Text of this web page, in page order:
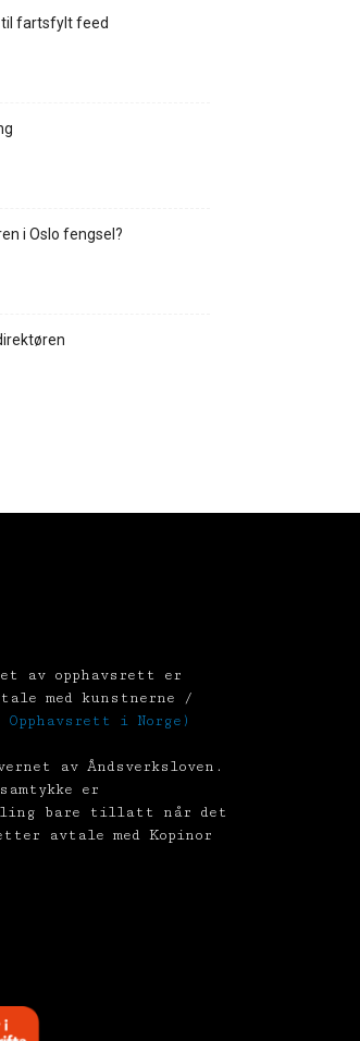
fartsfylt feed
i Oslo fengsel?
av opphavsrett er
med kunstnerne /
Opphavsrett i Norge)
av Åndsverksloven.
er
bare tillatt når det
avtale med Kopinor